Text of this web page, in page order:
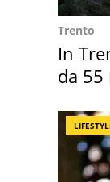
Trento
In
da 55